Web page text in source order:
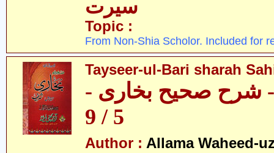
سیرت
Topic :
From Non-Shia Scholor. Included for
Tayseer-ul-Bari sharah
- شرح صحیح بخاری -
5 / 9
Author : Allama Waheed-